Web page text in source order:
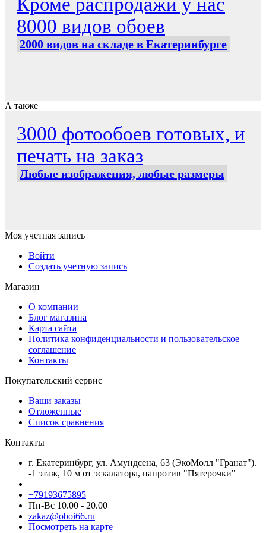
8000 видов обоев
2000 видов на складе в Екатеринбурге
А также
3000 фотообоев готовых, и
печать на заказ
Любые изображения, любые размеры
Моя учетная запись
Войти
Создать учетную запись
Магазин
О компании
Блог магазина
Карта сайта
Политика конфиденциальности и пользовательское
соглашение
Контакты
Покупательский сервис
Ваши заказы
Отложенные
Список сравнения
Контакты
г. Екатеринбург, ул. Амундсена, 63 (ЭкоМолл "Гранат").
-1 этаж, 10 м от эскалатора, напротив "Пятерочки"
+79193675895
Пн-Вс 10.00 - 20.00
zakaz@oboi66.ru
Посмотреть на карте